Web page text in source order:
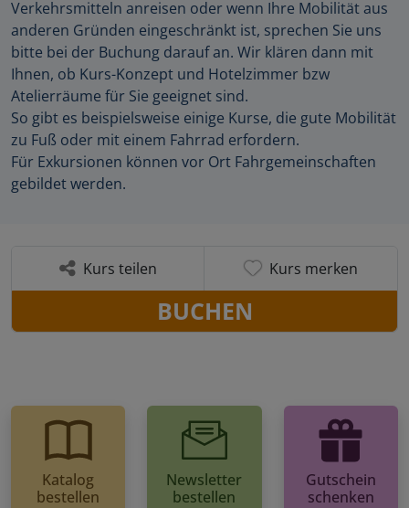
Verkehrsmitteln anreisen oder wenn Ihre Mobilität aus
anderen Gründen eingeschränkt ist, sprechen Sie uns
bitte bei der Buchung darauf an. Wir klären dann mit
Ihnen, ob Kurs-Konzept und Hotelzimmer bzw
Atelierräume für Sie geeignet sind.
So gibt es beispielsweise einige Kurse, die gute Mobilität
zu Fuß oder mit einem Fahrrad erfordern.
Für Exkursionen können vor Ort Fahrgemeinschaften
gebildet werden.
Kurs teilen Kurs merken
BUCHEN
Katalog
bestellen
Newsletter
bestellen
Gutschein
schenken